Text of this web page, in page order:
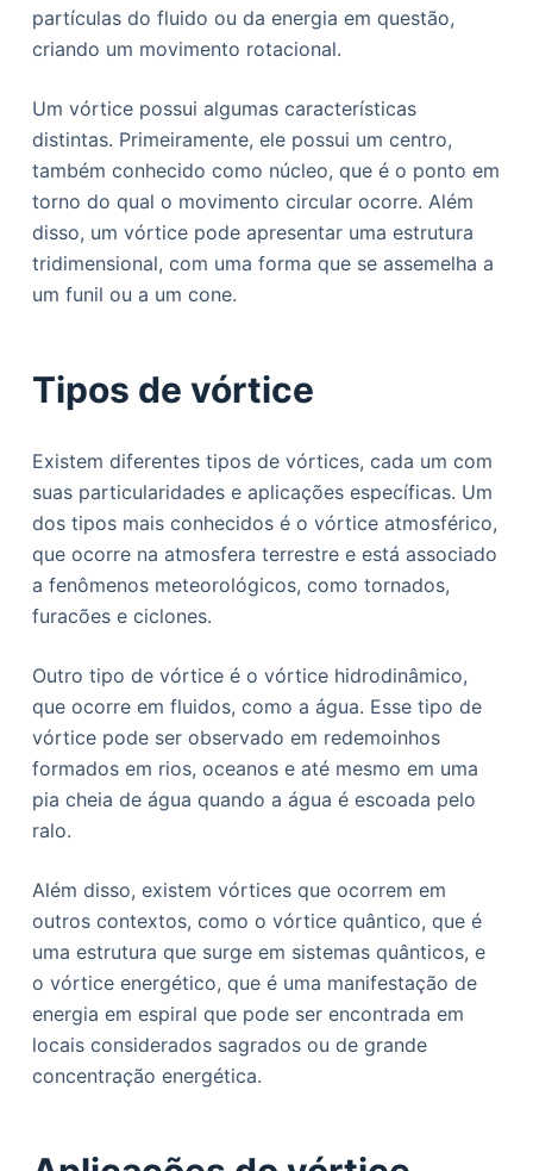
partículas do fluido ou da energia em questão,
criando um movimento rotacional.
Um vórtice possui algumas características
distintas. Primeiramente, ele possui um centro,
também conhecido como núcleo, que é o ponto em
torno do qual o movimento circular ocorre. Além
disso, um vórtice pode apresentar uma estrutura
tridimensional, com uma forma que se assemelha a
um funil ou a um cone.
Tipos de vórtice
Existem diferentes tipos de vórtices, cada um com
suas particularidades e aplicações específicas. Um
dos tipos mais conhecidos é o vórtice atmosférico,
que ocorre na atmosfera terrestre e está associado
a fenômenos meteorológicos, como tornados,
furacões e ciclones.
Outro tipo de vórtice é o vórtice hidrodinâmico,
que ocorre em fluidos, como a água. Esse tipo de
vórtice pode ser observado em redemoinhos
formados em rios, oceanos e até mesmo em uma
pia cheia de água quando a água é escoada pelo
ralo.
Além disso, existem vórtices que ocorrem em
outros contextos, como o vórtice quântico, que é
uma estrutura que surge em sistemas quânticos, e
o vórtice energético, que é uma manifestação de
energia em espiral que pode ser encontrada em
locais considerados sagrados ou de grande
concentração energética.